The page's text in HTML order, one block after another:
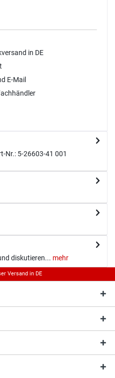
in DE
E-Mail
Nr.: 5-26603-41 001
diskutieren... mehr
Versand in DE